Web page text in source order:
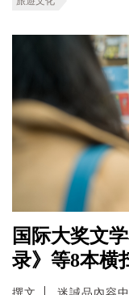
国际大奖文
录》等8本横
撰文 迷誠品內容